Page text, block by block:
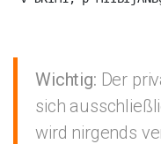
Wichtig: Der
sich
wird nirgends